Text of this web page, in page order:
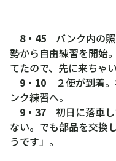
8・45 バンク内の
勢から自由練習を開始
てたので、先に来ちゃ
9・10 ２便が到着
ンク練習へ。
9・37 初日に落車
ない。でも部品を交換
うです」。